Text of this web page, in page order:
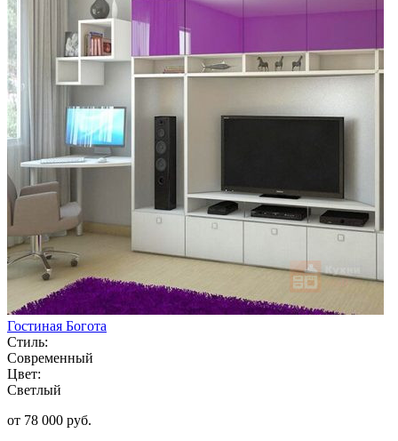
Гостиная Богота
Стиль:
Современный
Цвет:
Светлый
от 78 000 руб.